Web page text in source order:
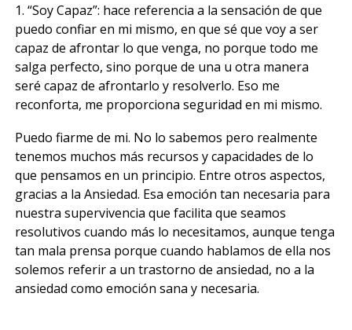
1. “Soy Capaz”: hace referencia a la sensación de que
puedo confiar en mi mismo, en que sé que voy a ser
capaz de afrontar lo que venga, no porque todo me
salga perfecto, sino porque de una u otra manera
seré capaz de afrontarlo y resolverlo. Eso me
reconforta, me proporciona seguridad en mi mismo.
Puedo fiarme de mi. No lo sabemos pero realmente
tenemos muchos más recursos y capacidades de lo
que pensamos en un principio. Entre otros aspectos,
gracias a la Ansiedad. Esa emoción tan necesaria para
nuestra supervivencia que facilita que seamos
resolutivos cuando más lo necesitamos, aunque tenga
tan mala prensa porque cuando hablamos de ella nos
solemos referir a un trastorno de ansiedad, no a la
ansiedad como emoción sana y necesaria.